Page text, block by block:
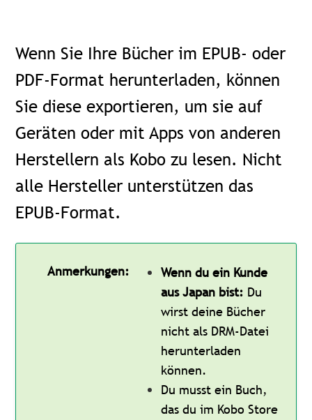
Wenn Sie Ihre Bücher im EPUB- oder
PDF-Format herunterladen, können
Sie diese exportieren, um sie auf
Geräten oder mit Apps von anderen
Herstellern als Kobo zu lesen. Nicht
alle Hersteller unterstützen das
EPUB-Format.
Anmerkungen:
Wenn du ein Kunde
aus Japan bist: Du
wirst deine Bücher
nicht als DRM-Datei
herunterladen
können.
Du musst ein Buch,
das du im Kobo Store